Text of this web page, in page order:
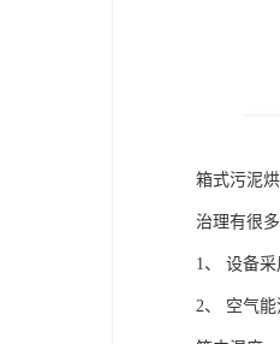
箱式污泥
治理有很
1、 设备
2、 空气